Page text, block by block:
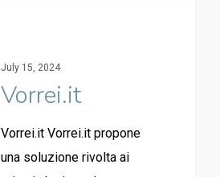
July 15, 2024
Vorrei.it
Vorrei.it Vorrei.it propone
una soluzione rivolta ai